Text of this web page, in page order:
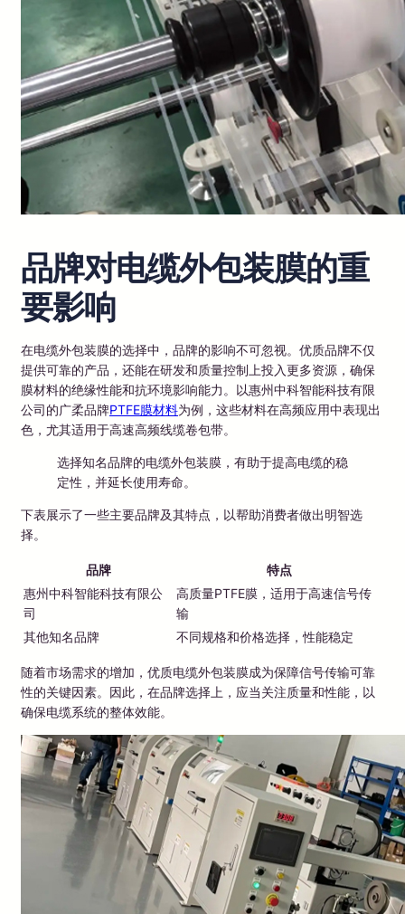
品牌对电缆外包装膜的重
要影响
在电缆外包装膜的选择中，品牌的影响不可忽视。优质品牌不仅
提供可靠的产品，还能在研发和质量控制上投入更多资源，确保
膜材料的绝缘性能和抗环境影响能力。以惠州中科智能科技有限
公司的广柔品牌PTFE膜材料为例，这些材料在高频应用中表现出
色，尤其适用于高速高频线缆卷包带。
选择知名品牌的电缆外包装膜，有助于提高电缆的稳
定性，并延长使用寿命。
下表展示了一些主要品牌及其特点，以帮助消费者做出明智选
择。
品牌
特点
惠州中科智能科技有限公
司
高质量PTFE膜，适用于高速信号传
输
其他知名品牌
不同规格和价格选择，性能稳定
随着市场需求的增加，优质电缆外包装膜成为保障信号传输可靠
性的关键因素。因此，在品牌选择上，应当关注质量和性能，以
确保电缆系统的整体效能。